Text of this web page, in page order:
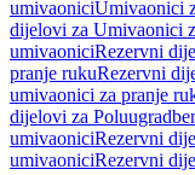
umivaoniciUmivaonici
dijelovi za Umivaonici
umivaoniciRezervni
pranje rukuRezervni
umivaonici za pranje
dijelovi za
umivaoniciRezervni
umivaoniciRezervni